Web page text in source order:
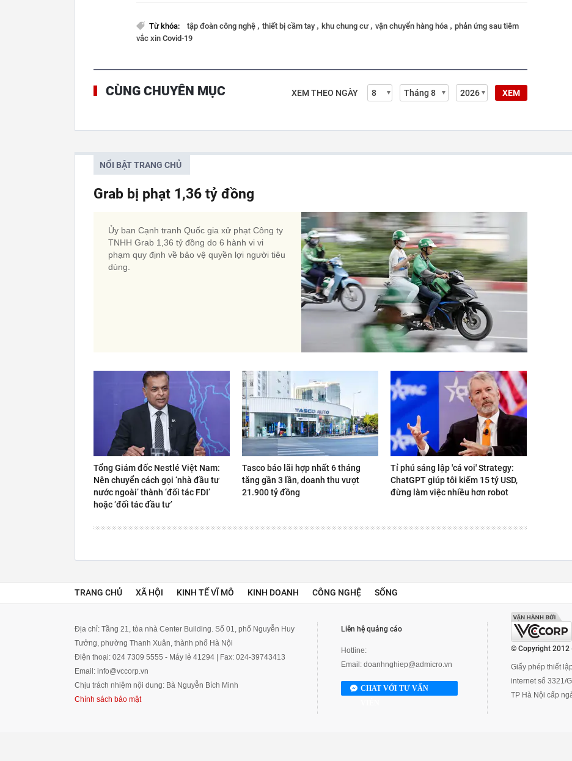
Từ khóa: tập đoàn công nghệ , thiết bị cầm tay , khu chung cư , vận chuyển hàng hóa , phản ứng sau tiêm
vắc xin Covid-19
CÙNG CHUYÊN MỤC XEM THEO NGÀY XEM
NỔI BẬT TRANG CHỦ
Grab bị phạt 1,36 tỷ đồng
Ủy ban Cạnh tranh Quốc gia xử phạt Công ty
TNHH Grab 1,36 tỷ đồng do 6 hành vi vi
phạm quy định về bảo vệ quyền lợi người tiêu
dùng.
Tổng Giám đốc Nestlé Việt Nam:
Nên chuyển cách gọi ‘nhà đầu tư
nước ngoài’ thành ‘đối tác FDI’
hoặc ‘đối tác đầu tư’
Tasco báo lãi hợp nhất 6 tháng
tăng gần 3 lần, doanh thu vượt
21.900 tỷ đồng
Tỉ phú sáng lập 'cá voi' Strategy:
ChatGPT giúp tôi kiếm 15 tỷ USD,
đừng làm việc nhiều hơn robot
TRANG CHỦ XÃ HỘI KINH TẾ VĨ MÔ KINH DOANH CÔNG NGHỆ SỐNG
Địa chỉ: Tầng 21, tòa nhà Center Building. Số 01, phố Nguyễn Huy
Tưởng, phường Thanh Xuân, thành phố Hà Nội
Điện thoại: 024 7309 5555 - Máy lẻ 41294 | Fax: 024-39743413
Email: info@vccorp.vn
Chịu trách nhiệm nội dung: Bà Nguyễn Bích Minh
Chính sách bảo mật
Liên hệ quảng cáo
Hotline:
Email: doanhnghiep@admicro.vn
CHAT VỚI TƯ VẤN
© Copyright 2012
Giấy phép thiết
internet số 3321/
TP Hà Nội cấp